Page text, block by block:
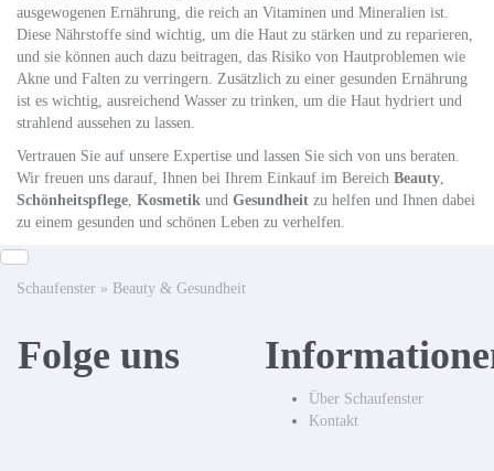
ausgewogenen Ernährung, die reich an Vitaminen und Mineralien ist.
Diese Nährstoffe sind wichtig, um die Haut zu stärken und zu reparieren,
und sie können auch dazu beitragen, das Risiko von Hautproblemen wie
Akne und Falten zu verringern. Zusätzlich zu einer gesunden Ernährung
ist es wichtig, ausreichend Wasser zu trinken, um die Haut hydriert und
strahlend aussehen zu lassen.
Vertrauen Sie auf unsere Expertise und lassen Sie sich von uns beraten.
Wir freuen uns darauf, Ihnen bei Ihrem Einkauf im Bereich Beauty,
Schönheitspflege, Kosmetik und Gesundheit zu helfen und Ihnen dabei
zu einem gesunden und schönen Leben zu verhelfen.
Schaufenster » Beauty & Gesundheit
Folge uns
Über Schaufenster
Kontakt